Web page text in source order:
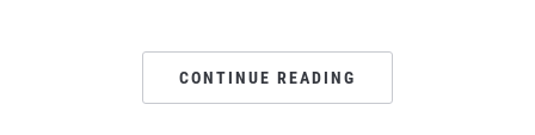
CONTINUE READING